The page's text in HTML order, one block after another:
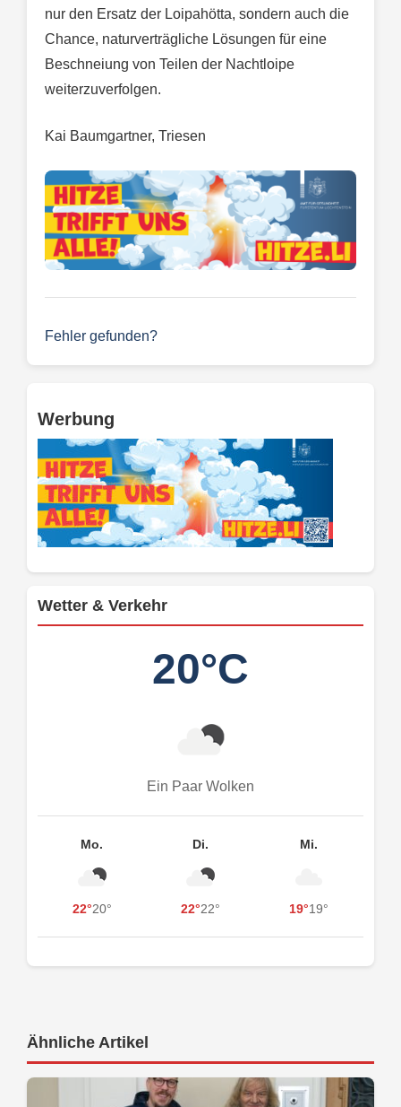
nur den Ersatz der Loipahötta, sondern auch die
Chance, naturverträgliche Lösungen für eine
Beschneiung von Teilen der Nachtloipe
weiterzuverfolgen.
Kai Baumgartner, Triesen
Fehler gefunden?
Werbung
Wetter & Verkehr
20°C
Ein Paar Wolken
Mo.
22°20°
Di.
22°22°
Mi.
19°19°
Ähnliche Artikel